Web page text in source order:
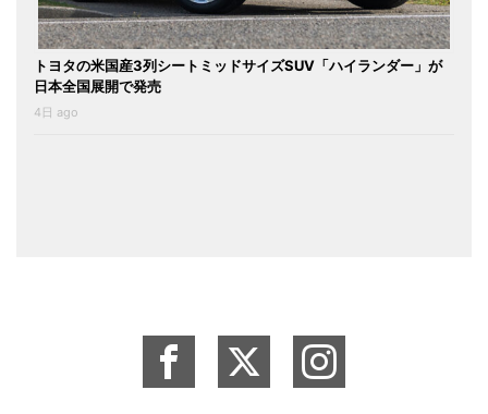
トヨタの米国産3列シートミッドサイズSUV「ハイランダー」が
日本全国展開で発売
4日 ago